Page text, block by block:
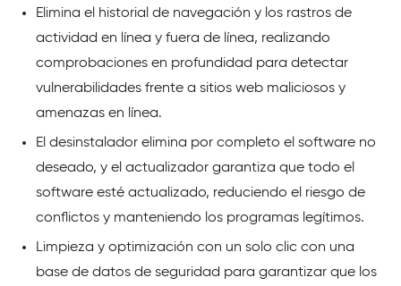
Elimina el historial de navegación y los rastros de
actividad en línea y fuera de línea, realizando
comprobaciones en profundidad para detectar
vulnerabilidades frente a sitios web maliciosos y
amenazas en línea.
El desinstalador elimina por completo el software no
deseado, y el actualizador garantiza que todo el
software esté actualizado, reduciendo el riesgo de
conflictos y manteniendo los programas legítimos.
Limpieza y optimización con un solo clic con una
base de datos de seguridad para garantizar que los